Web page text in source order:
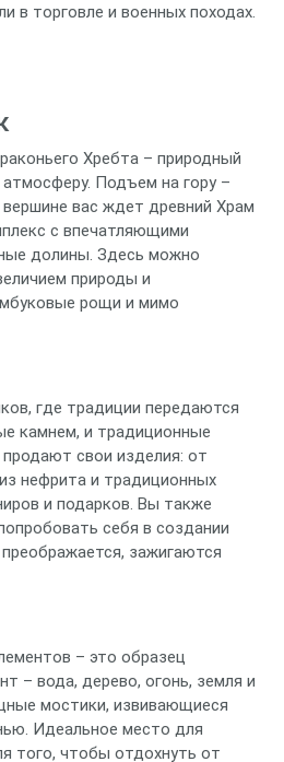
в торговле и военных походах.
Хребта – природный
Подъем на гору –
вас ждет древний Храм
с впечатляющими
долины. Здесь можно
природы и
рощи и мимо
где традиции передаются
камнем, и традиционные
свои изделия: от
нефрита и традиционных
и подарков. Вы также
себя в создании
зажигаются
– это образец
– вода, дерево, огонь, земля и
мостики, извивающиеся
Идеальное место для
того, чтобы отдохнуть от